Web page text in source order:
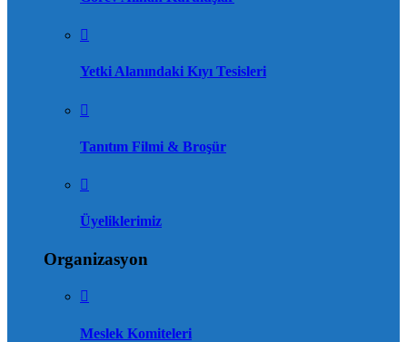
Yetki Alanındaki Kıyı Tesisleri
Tanıtım Filmi & Broşür
Üyeliklerimiz
Organizasyon
Meslek Komiteleri